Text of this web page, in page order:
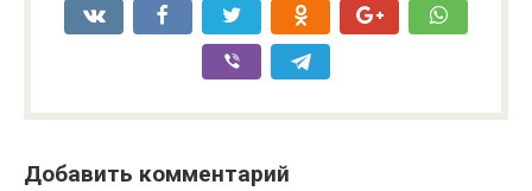
Добавить комментарий